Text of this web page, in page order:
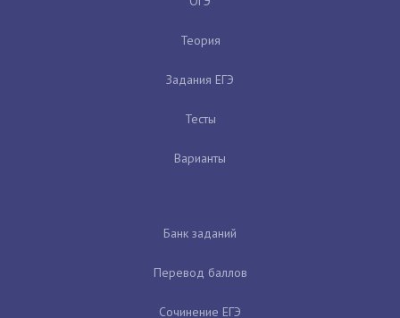
Теория
Задания ЕГЭ
Тесты
Варианты
Банк заданий
Перевод баллов
Сочинение ЕГЭ